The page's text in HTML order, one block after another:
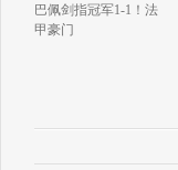
巴佩剑指冠军1-1！法
甲豪门